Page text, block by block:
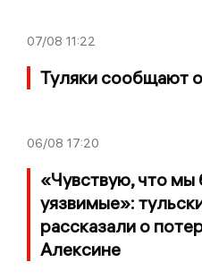
07/08 11:22
Туляки сообщают
06/08 17:20
«Чувствую, что мы
уязвимые»:
рассказали о
Алексине